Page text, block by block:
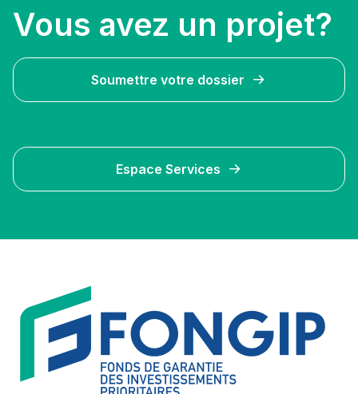
Vous avez un projet?
Soumettre votre dossier
Espace Services